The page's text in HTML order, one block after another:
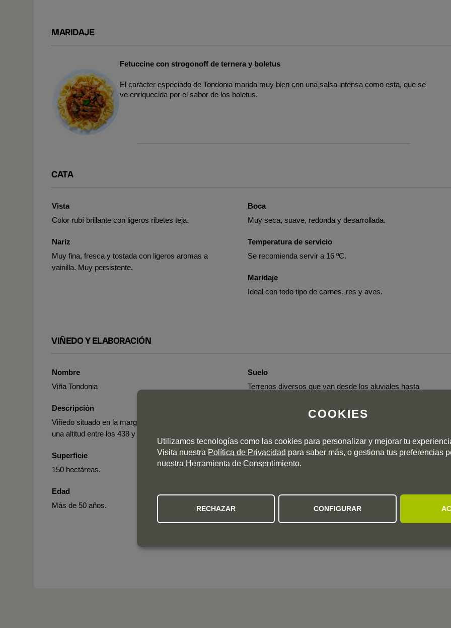
MARIDAJE
Fetuccine con strogonoff de ternera y boletus
El carácter especiado de Tondonia marida muy bien con una salsa intensa como esta, que se
ve enriquecida por el sabor de los boletus.
CATA
Vista
Color rubí brillante con ligeros ribetes teja.
Nariz
Muy fina, fresca y tostada con ligeros aromas a
vainilla. Muy persistente.
Boca
Muy seca, suave, redonda y desarrollada.
Temperatura de servicio
Se recomienda servir a 16 ºC.
Maridaje
Ideal con todo tipo de carnes, res y aves.
VIÑEDO Y ELABORACIÓN
Nombre
Viña Tondonia
Descripción
Viñedo situado en la margen derecha del río Ebro a
una altitud entre los 438 y los 489 metros.
Superficie
150 hectáreas.
Edad
Más de 50 años.
Suelo
Terrenos diversos que van desde los aluviales hasta
Una vez en bodega, las uvas pasan por un
despalillador para retirar el raspón y el mosto fermenta
con hollejos en grandes tinas de roble de 240
COOKIES
Utilizamos tecnologías como las cookies para personalizar y mejorar tu
Visita nuestra Política de Privacidad para saber más, o gestiona tus preferencias
nuestra Herramienta de Consentimiento.
RECHAZAR CONFIGURAR